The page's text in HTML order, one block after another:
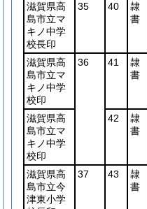
滋賀県高
島市立マ
キノ中学
校長印
35 40
隷
書
滋賀県高
島市立マ
キノ中学
校印
36 41
隷
書
滋賀県高
島市立マ
キノ中学
校印
42
隷
書
滋賀県高
島市立今
津東小学
37 43
隷
書